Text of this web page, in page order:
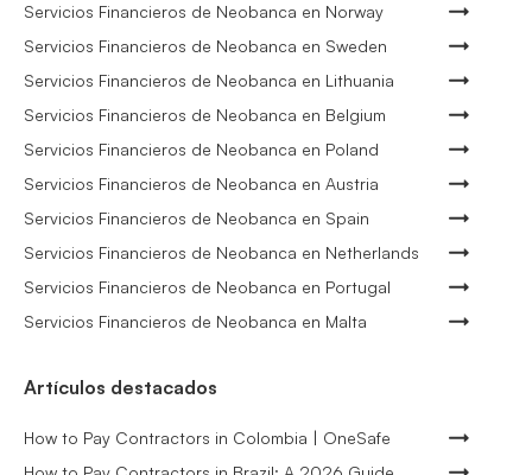
Servicios Financieros de Neobanca en Norway
Servicios Financieros de Neobanca en Sweden
Servicios Financieros de Neobanca en Lithuania
Servicios Financieros de Neobanca en Belgium
Servicios Financieros de Neobanca en Poland
Servicios Financieros de Neobanca en Austria
Servicios Financieros de Neobanca en Spain
Servicios Financieros de Neobanca en Netherlands
Servicios Financieros de Neobanca en Portugal
Servicios Financieros de Neobanca en Malta
Artículos destacados
How to Pay Contractors in Colombia | OneSafe